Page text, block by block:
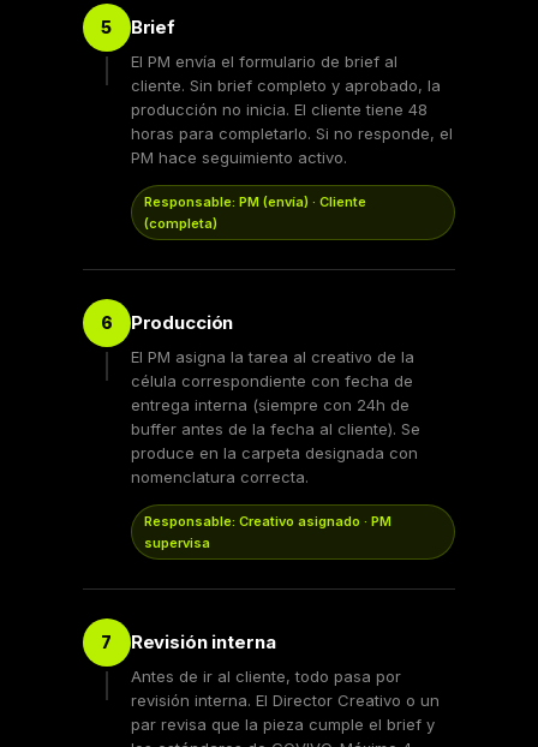
5 Brief
El PM envía el formulario de brief al
cliente. Sin brief completo y aprobado, la
producción no inicia. El cliente tiene 48
horas para completarlo. Si no responde, el
PM hace seguimiento activo.
Responsable: PM (envía) · Cliente
(completa)
6 Producción
El PM asigna la tarea al creativo de la
célula correspondiente con fecha de
entrega interna (siempre con 24h de
buffer antes de la fecha al cliente). Se
produce en la carpeta designada con
nomenclatura correcta.
Responsable: Creativo asignado · PM
supervisa
7 Revisión interna
Antes de ir al cliente, todo pasa por
revisión interna. El Director Creativo o un
par revisa que la pieza cumple el brief y